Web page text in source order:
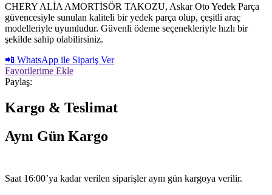
CHERY ALİA AMORTİSÖR TAKOZU, Askar Oto Yedek Parça
güvencesiyle sunulan kaliteli bir yedek parça olup, çeşitli araç
modelleriyle uyumludur. Güvenli ödeme seçenekleriyle hızlı bir
şekilde sahip olabilirsiniz.
📲 WhatsApp ile Sipariş Ver
Favorilerime Ekle
Paylaş:
Kargo & Teslimat
Aynı Gün Kargo
Saat 16:00’ya kadar verilen siparişler aynı gün kargoya verilir.